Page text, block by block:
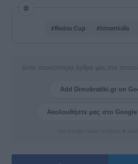
#Rodos Cup #Ιστιοπλοΐα
Δείτε περισσότερα άρθρα μας στα
Add Dimokratiki.gr on
Ακολουθήστε μας στο